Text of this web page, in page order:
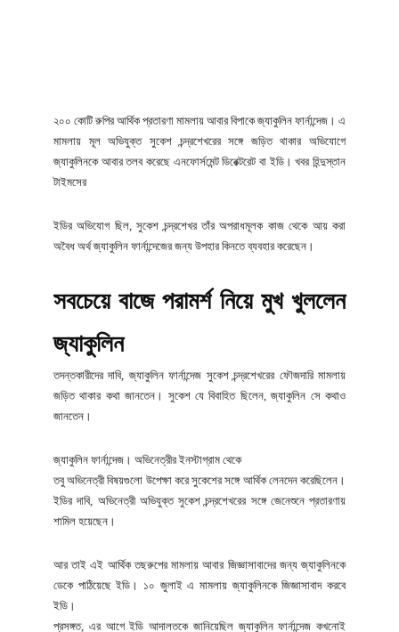
২০০ কোটি রুপির আর্থিক প্রতারণা মামলায় আবার বিপাকে জ্যাকুলিন ফার্নান্দেজ। এ
মামলায় মূল অভিযুক্ত সুকেশ চন্দ্রশেখরের সঙ্গে জড়িত থাকার অভিযোগে
জ্যাকুলিনকে আবার তলব করেছে এনফোর্সমেন্ট ডিরেক্টরেট বা ইডি। খবর হিন্দুস্তান
টাইমসের
ইডির অভিযোগ ছিল, সুকেশ চন্দ্রশেখর তাঁর অপরাধমূলক কাজ থেকে আয় করা
অবৈধ অর্থ জ্যাকুলিন ফার্নান্দেজের জন্য উপহার কিনতে ব্যবহার করেছেন।
সবচেয়ে বাজে পরামর্শ নিয়ে মুখ খুললেন
জ্যাকুলিন
তদন্তকারীদের দাবি, জ্যাকুলিন ফার্নান্দেজ সুকেশ চন্দ্রশেখরের ফৌজদারি মামলায়
জড়িত থাকার কথা জানতেন। সুকেশ যে বিবাহিত ছিলেন, জ্যাকুলিন সে কথাও
জানতেন।
জ্যাকুলিন ফার্নান্দেজ। অভিনেত্রীর ইনস্টাগ্রাম থেকে
তবু অভিনেত্রী বিষয়গুলো উপেক্ষা করে সুকেশের সঙ্গে আর্থিক লেনদেন করেছিলেন।
ইডির দাবি, অভিনেত্রী অভিযুক্ত সুকেশ চন্দ্রশেখরের সঙ্গে জেনেশুনে প্রতারণায়
শামিল হয়েছেন।
আর তাই এই আর্থিক তছরুপের মামলায় আবার জিজ্ঞাসাবাদের জন্য জ্যাকুলিনকে
ডেকে পাঠিয়েছে ইডি। ১০ জুলাই এ মামলায় জ্যাকুলিনকে জিজ্ঞাসাবাদ করবে
ইডি।
প্রসঙ্গত, এর আগে ইডি আদালতকে জানিয়েছিল জ্যাকুলিন ফার্নান্দেজ কখনোই